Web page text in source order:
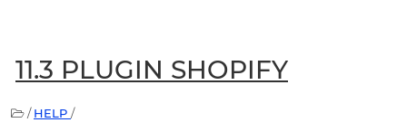
11.3 PLUGIN SHOPIFY
/HELP /